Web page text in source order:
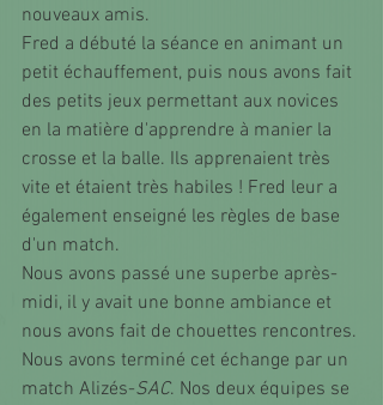
nouveaux amis.
Fred a débuté la séance en animant un
petit échauffement, puis nous avons fait
des petits jeux permettant aux novices
en la matière d'apprendre à manier la
crosse et la balle. Ils apprenaient très
vite et étaient très habiles ! Fred leur a
également enseigné les règles de base
d'un match.
Nous avons passé une superbe après-
midi, il y avait une bonne ambiance et
nous avons fait de chouettes rencontres.
Nous avons terminé cet échange par un
match Alizés-SAC. Nos deux équipes se